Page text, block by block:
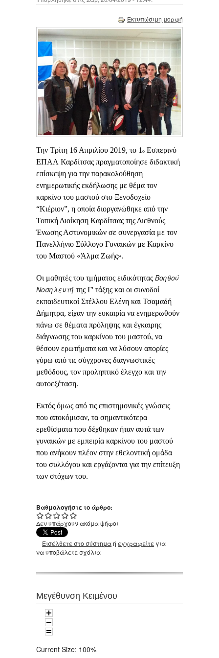
Εκτυπώσιμη μορφή
Την Τρίτη 16 Απριλίου 2019, το 1 ο Εσπερινό
ΕΠΑΛ Καρδίτσας πραγματοποίησε διδακτική
επίσκεψη για την παρακολούθηση
ενημερωτικής εκδήλωσης με θέμα τον
καρκίνο του μαστού στο Ξενοδοχείο
“Κιέριον”, η οποία διοργανώθηκε από την
Τοπική Διοίκηση Καρδίτσας της Διεθνούς
Ένωσης Αστυνομικών σε συνεργασία με τον
Πανελλήνιο Σύλλογο Γυναικών με Καρκίνο
του Μαστού «Άλμα Ζωής».
Οι μαθητές του τμήματος ειδικότητας Βοηθού
Νοσηλευτή της Γ' τάξης και οι συνοδοί
εκπαιδευτικοί Στέλλου Ελένη και Τσαμαδή
Δήμητρα, είχαν την ευκαιρία να ενημερωθούν
πάνω σε θέματα πρόληψης και έγκαιρης
διάγνωσης του καρκίνου του μαστού, να
θέσουν ερωτήματα και να λύσουν απορίες
γύρω από τις σύγχρονες διαγνωστικές
μεθόδους, τον προληπτικό έλεγχο και την
αυτοεξέταση.
Εκτός όμως από τις επιστημονικές γνώσεις
που αποκόμισαν, τα σημαντικότερα
ερεθίσματα που δέχθηκαν ήταν αυτά των
γυναικών με εμπειρία καρκίνου του μαστού
που ανήκουν πλέον στην εθελοντική ομάδα
του συλλόγου και εργάζονται για την επίτευξη
των στόχων του.
Βαθμολογήστε το άρθρο:
Δεν υπάρχουν ακόμα ψήφοι
Εισέλθετε στο σύστημαή εγγραφείτε για
να υποβάλετε σχόλια
Μεγέθυνση Κειμένου
Current Size: 100%